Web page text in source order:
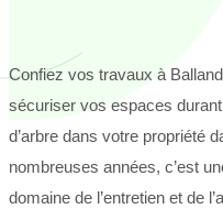
Confiez vos travaux à
sécuriser vos espaces
d’arbre dans votre propriété
nombreuses années, c’est
domaine de l’entretien et de